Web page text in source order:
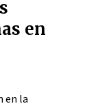
en
en la